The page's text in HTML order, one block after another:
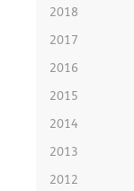
2018
2017
2016
2015
2014
2013
2012